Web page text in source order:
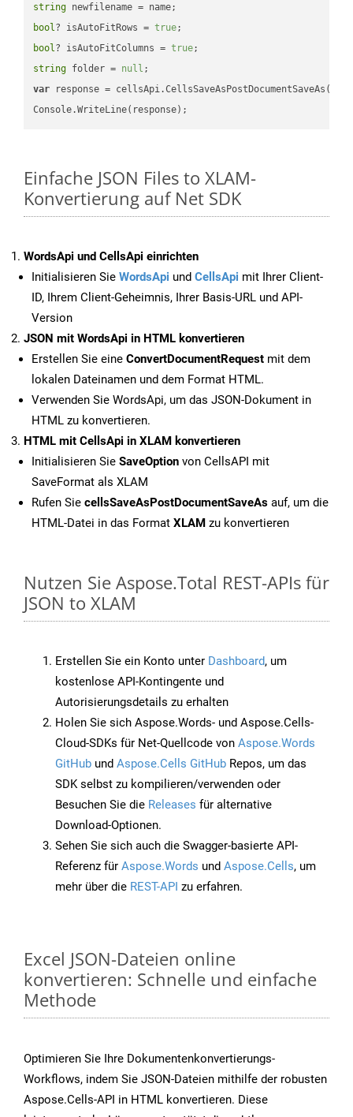
string
bool? isAutoFitRows = true
bool? isAutoFitColumns = true
string folder = null
var response =
Einfache JSON Files to XLAM-
Konvertierung auf Net SDK
WordsApi und CellsApi einrichten
Initialisieren Sie WordsApi und CellsApi mit Ihrer Client-
ID, Ihrem Client-Geheimnis, Ihrer Basis-URL und API-
Version
JSON mit WordsApi in HTML konvertieren
Erstellen Sie eine ConvertDocumentRequest mit dem
lokalen Dateinamen und dem Format HTML.
Verwenden Sie WordsApi, um das JSON-Dokument in
HTML zu konvertieren.
HTML mit CellsApi in XLAM konvertieren
Initialisieren Sie SaveOption von CellsAPI mit
SaveFormat als XLAM
Rufen Sie cellsSaveAsPostDocumentSaveAs auf, um die
HTML-Datei in das Format XLAM zu konvertieren
Nutzen Sie Aspose.Total REST-APIs für
JSON to XLAM
Erstellen Sie ein Konto unter Dashboard, um
kostenlose API-Kontingente und
Autorisierungsdetails zu erhalten
Holen Sie sich Aspose.Words- und Aspose.Cells-
Cloud-SDKs für Net-Quellcode von Aspose.Words
GitHub und Aspose.Cells GitHub Repos, um das
SDK selbst zu kompilieren/verwenden oder
Besuchen Sie die Releases für alternative
Download-Optionen.
Sehen Sie sich auch die Swagger-basierte API-
Referenz für Aspose.Words und Aspose.Cells, um
mehr über die REST-API zu erfahren.
Excel JSON-Dateien online
konvertieren: Schnelle und einfache
Methode
Optimieren Sie Ihre Dokumentenkonvertierungs-
Workflows, indem Sie JSON-Dateien mithilfe der robusten
Aspose.Cells-API in HTML konvertieren. Diese